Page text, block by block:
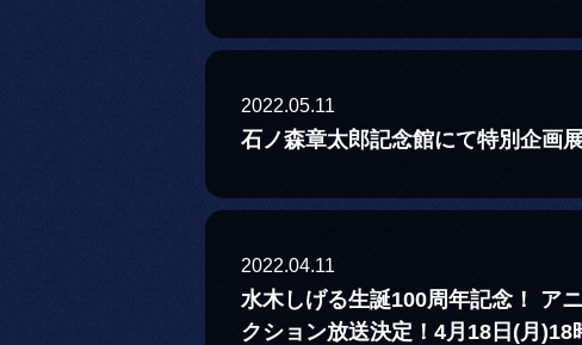
2022.05.11
石ノ森章太郎記念館にて特別企画
2022.04.11
水木しげる生誕100周年記念！ ア
クション放送決定！4月18日(月)18